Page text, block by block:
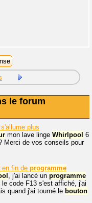
le forum
plus
mon lave linge Whirlpool 6
Merci de vos conseils pour
en fin de programme
, j'ai lancé un programme
code F13 s'est affiché, j'ai
quand j'ai tourné le bouton